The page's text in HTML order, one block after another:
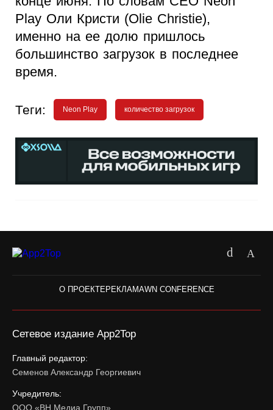
Play Оли Кристи (Olie Christie),
именно на ее долю пришлось
большинство загрузок в последнее
время.
Теги: Neon Play количество загрузок
О ПРОЕКТЕРЕКЛАМАWN CONFERENCE
Сетевое издание App2Top
Главный редактор:
Семенов Александр Георгиевич
Учредитель:
ООО «ВН Медиа Групп»